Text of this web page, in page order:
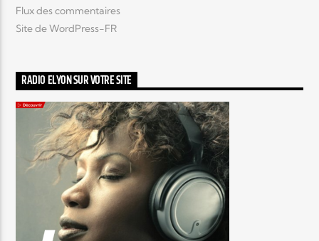
Flux des commentaires
Site de WordPress-FR
RADIO ELYON SUR VOTRE SITE